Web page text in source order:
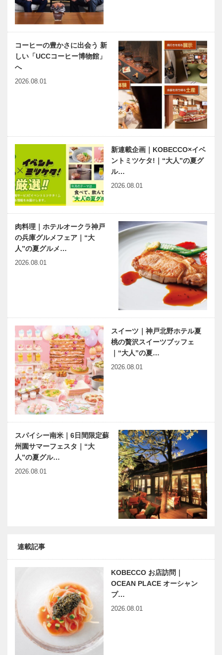
ちこ）…
連載エッセイ
／喫茶店の書
斎から
Ⅱ
コーヒーの豊かさに出会う 新
しい「UCCコーヒー博物館」
へ
2026.08.01
新連載企画｜KOBECCO×イベ
ントミツケタ!｜“大人”の夏グ
ル…
2026.08.01
肉料理｜ホテルオークラ神戸
の兵庫グルメフェア｜“大
人”の夏グルメ…
2026.08.01
スイーツ｜神戸北野ホテル夏
桃の贅沢スイーツブッフェ
｜“大人”の夏…
2026.08.01
スパイシー南米｜6日間限定蘇
州園サマーフェスタ｜“大
人”の夏グル…
2026.08.01
連載記事
KOBECCO お店訪問｜
OCEAN PLACE オーシャン
プ…
2026.08.01